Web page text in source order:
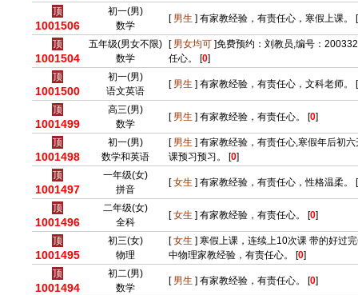
顶
1001506
初一(男)
数学
[男生 ] 有家教经验，有责任心，寒假上课。 [
顶
1001504
五年级(男女不限)
数学
[男女均可 ]免费预约：刘教员,编号：
任心。 [0]
顶
1001500
初一(男)
语文英语
[男生 ] 有家教经验，有责任心，文科老师。 [
顶
1001499
高三(男)
数学
[男生 ] 有家教经验，有责任心。 [0]
顶
1001498
初一(男)
数学和英语
[男生 ] 有家教经验，有责任心,寒假年后初
课预习预习。 [0]
顶
1001497
一年级(女)
拼音
[女生 ] 有家教经验，有责任心，性格温柔。 [
顶
1001496
二年级(女)
全科
[女生 ] 有家教经验，有责任心。 [0]
顶
1001495
初三(女)
物理
[女生 ] 寒假上课，连续上10次课 带的好过
中物理家教经验，有责任心。 [0]
顶
1001494
初二(男)
数学
[男生 ] 有家教经验，有责任心。 [0]